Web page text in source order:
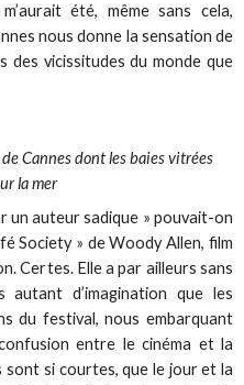
été, même sans cela,
nous donne la sensation de
des vicissitudes du monde que
Cannes dont les baies vitrées
la mer
un auteur sadique » pouvait-on
Society » de Woody Allen, film
Certes. Elle a par ailleurs sans
d’imagination que les
du festival, nous embarquant
entre le cinéma et la
si courtes, que le jour et la